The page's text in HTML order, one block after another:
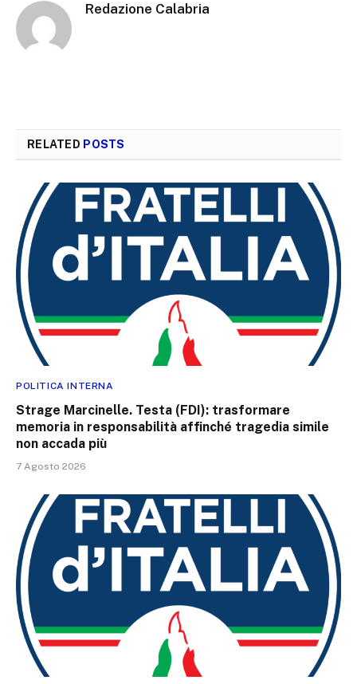
Redazione Calabria
RELATED POSTS
POLITICA INTERNA
Strage Marcinelle. Testa (FDI): trasformare
memoria in responsabilità affinché tragedia simile
non accada più
7 Agosto 2026